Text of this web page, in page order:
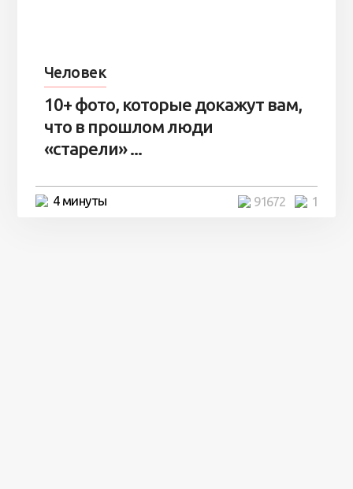
Человек
10+ фото, которые докажут вам,
что в прошлом люди
«старели» ...
4 минуты 1
91672